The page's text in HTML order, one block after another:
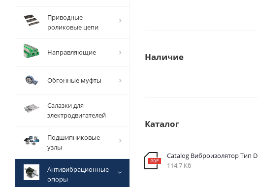
Наличие
Каталог
Catalog Виброизолятор Тип D
114,7 Кб
Приводные
роликовые цепи
Направляющие
Обгонные муфты
Салазки для
электродвигателей
Подшипниковые
узлы
Антивибрационные
опоры